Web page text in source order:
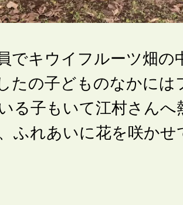
でキウイフルーツ畑の
たの子どものなかには
る子もいて江村さんへ
ふれあいに花を咲かせ